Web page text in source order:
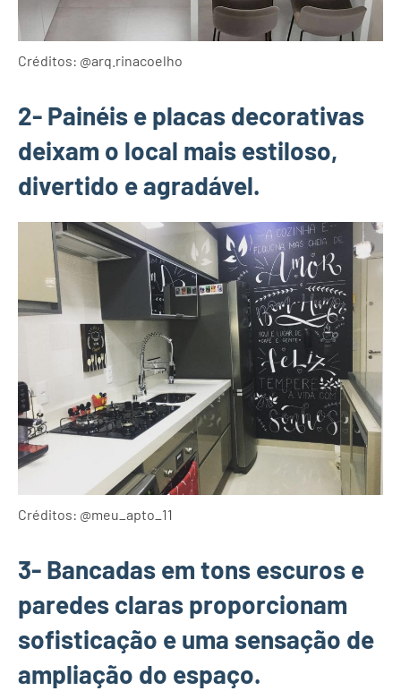
Créditos: @arq.rinacoelho
2- Painéis e placas decorativas
deixam o local mais estiloso,
divertido e agradável.
Créditos: @meu_apto_11
3- Bancadas em tons escuros e
paredes claras proporcionam
sofisticação e uma sensação de
ampliação do espaço.